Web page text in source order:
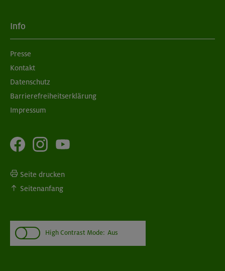
Info
Presse
Kontakt
Datenschutz
Barrierefreiheitserklärung
Impressum
Seite drucken
Seitenanfang
High Contrast Mode: Aus